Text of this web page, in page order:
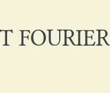
FOURIER